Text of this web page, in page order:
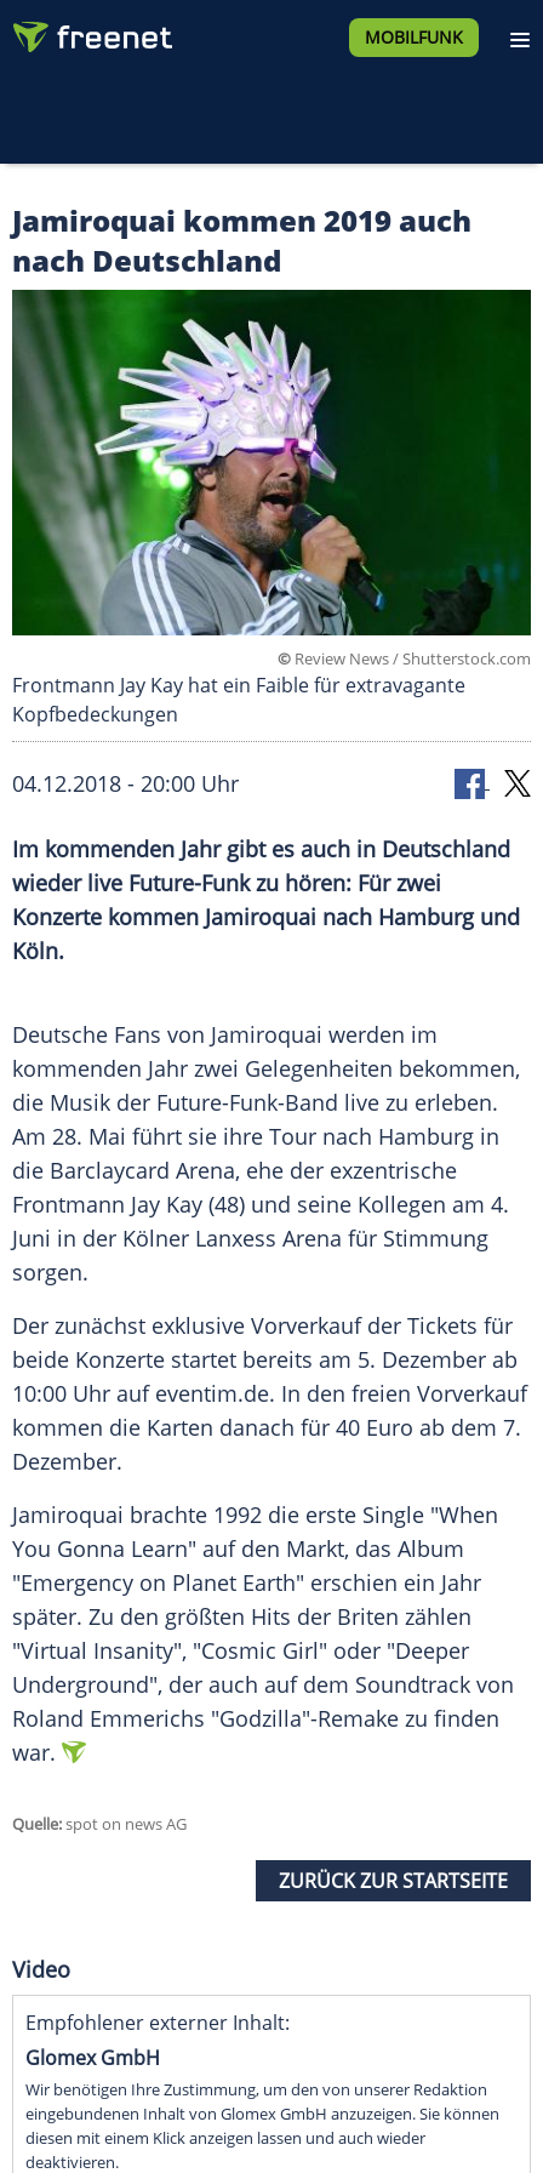
MOBILFUNK
Jamiroquai kommen 2019 auch
nach Deutschland
© Review News / Shutterstock.com
Frontmann Jay Kay hat ein Faible für extravagante
Kopfbedeckungen
04.12.2018 - 20:00 Uhr
Im kommenden Jahr gibt es auch in Deutschland
wieder live Future-Funk zu hören: Für zwei
Konzerte kommen Jamiroquai nach Hamburgund
Köln.
Deutsche Fans von Jamiroquai werden im
kommenden Jahr zwei Gelegenheiten bekommen,
die Musik der Future-Funk-Band live zu erleben.
Am 28. Mai führt sie ihre Tour nach Hamburg in
die Barclaycard Arena, ehe der exzentrische
Frontmann Jay Kay (48) und seine Kollegen am 4.
Juni in der Kölner Lanxess Arena für Stimmung
sorgen.
Der zunächst exklusive Vorverkauf der Tickets für
beide Konzerte startet bereits am 5. Dezember ab
10:00 Uhr auf eventim.de. In den freien Vorverkauf
kommen die Karten danach für 40 Euro ab dem 7.
Dezember.
Jamiroquai brachte 1992 die erste Single "When
You Gonna Learn" auf den Markt, das Album
"Emergency on Planet Earth" erschien ein Jahr
später. Zu den größten Hits der Briten zählen
"Virtual Insanity", "Cosmic Girl" oder "Deeper
Underground", der auch auf dem Soundtrack von
Roland Emmerichs "Godzilla"-Remake zu finden
war.
Quelle:spot on news AG
ZURÜCK ZUR STARTSEITE
Video
Empfohlener externer Inhalt:
Glomex GmbH
Wir benötigen Ihre Zustimmung, um den von unserer Redaktion
eingebundenen Inhalt von Glomex GmbH anzuzeigen. Sie können
diesen mit einem Klick anzeigen lassen und auch wieder
deaktivieren.